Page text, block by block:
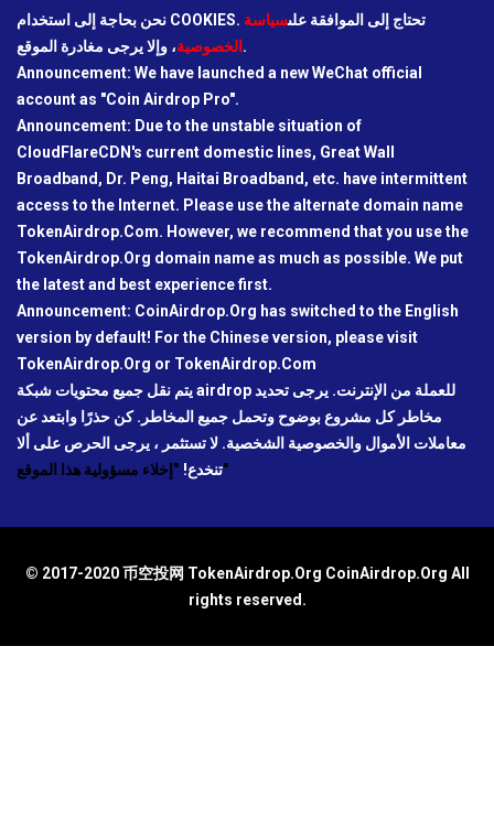
نحن بحاجة إلى استخدام COOKIES. تحتاج إلى الموافقة علىسياسة
الخصوصية ، وإلا يرجى مغادرة الموقع.
Announcement: We have launched a new WeChat official
account as "Coin Airdrop Pro".
Announcement: Due to the unstable situation of
CloudFlareCDN's current domestic lines, Great Wall
Broadband, Dr. Peng, Haitai Broadband, etc. have intermittent
access to the Internet. Please use the alternate domain name
TokenAirdrop.Com. However, we recommend that you use the
TokenAirdrop.Org domain name as much as possible. We put
the latest and best experience first.
Announcement: CoinAirdrop.Org has switched to the English
version by default! For the Chinese version, please visit
TokenAirdrop.Org or TokenAirdrop.Com
يتم نقل جميع محتويات شبكة airdrop للعملة من الإنترنت. يرجى تحديد
مخاطر كل مشروع بوضوح وتحمل جميع المخاطر. كن حذرًا وابتعد عن
معاملات الأموال والخصوصية الشخصية. لا تستثمر ، يرجى الحرص على ألا
تنخدع!"إخلاء مسؤولية هذا الموقع"
© 2017-2020 币空投网 TokenAirdrop.Org CoinAirdrop.Org All
rights reserved.